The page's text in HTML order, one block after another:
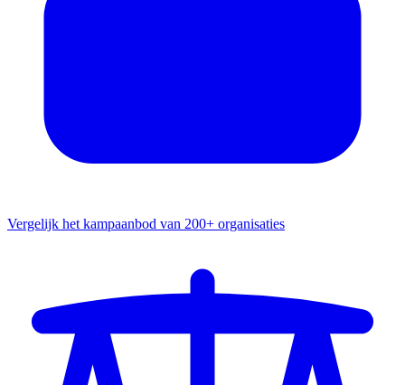
Vergelijk het kampaanbod van 200+ organisaties